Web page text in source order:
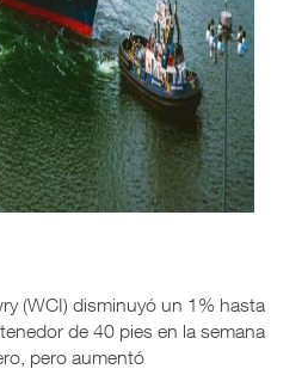
(WCI) disminuyó un 1% hasta
de 40 pies en la semana
pero aumentó